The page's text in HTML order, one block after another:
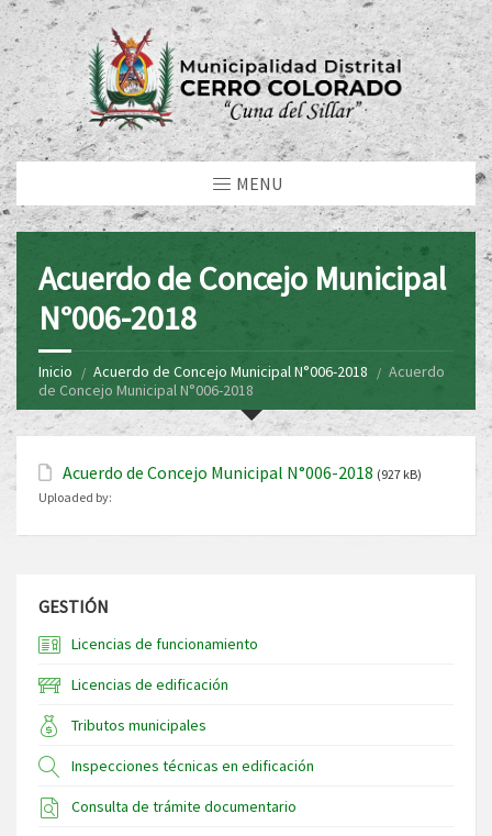
MENU
Acuerdo de Concejo Municipal
N°006-2018
Inicio Acuerdo de Concejo Municipal N°006-2018
Acuerdo
de Concejo Municipal N°006-2018
Acuerdo de Concejo Municipal N°006-2018 (927 kB)
Uploaded by:
GESTIÓN
Licencias de funcionamiento
Licencias de edificación
Tributos municipales
Inspecciones técnicas en edificación
Consulta de trámite documentario